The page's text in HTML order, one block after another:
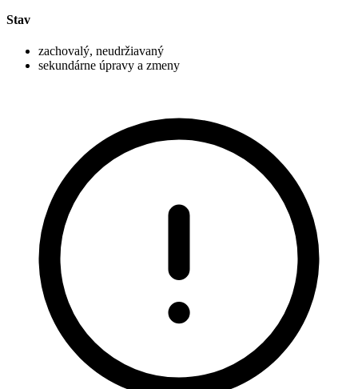
Stav
zachovalý, neudržiavaný
sekundárne úpravy a zmeny